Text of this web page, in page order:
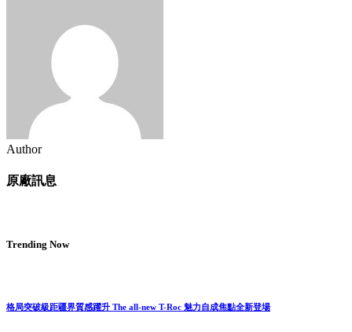
Author
原廠訊息
Trending Now
格局突破級距疆界質感躍升 The all-new T-Roc 魅力自成焦點全新登場